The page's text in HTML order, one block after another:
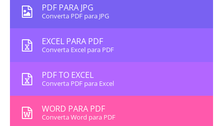
PDF PARA JPG
Converta PDF para JPG
EXCEL PARA PDF
Converta Excel para PDF
PDF TO EXCEL
Converta PDF para Excel
WORD PARA PDF
Converta Word para PDF